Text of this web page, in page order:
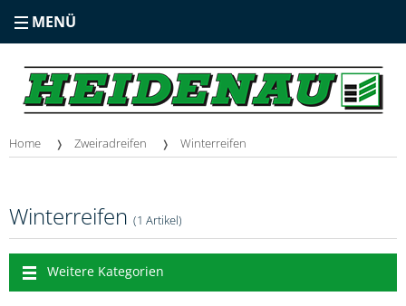
MENÜ
Home Zweiradreifen Winterreifen
Winterreifen (1 Artikel)
Weitere Kategorien